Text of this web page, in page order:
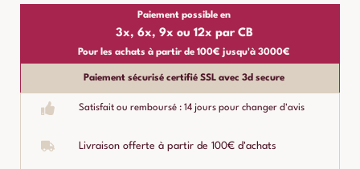
Paiement possible en
3x, 6x, 9x ou 12x par CB
Pour les achats à partir de 100€ jusqu'à 3000€
Paiement sécurisé certifié SSL avec 3d secure
Satisfait ou remboursé : 14 jours pour changer d'avis
Livraison offerte à partir de 100€ d'achats